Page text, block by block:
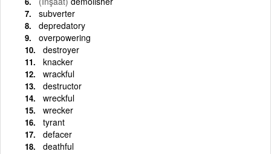
subverter
depredatory
overpowering
destroyer
knacker
wrackful
destructor
wreckful
wrecker
tyrant
defacer
deathful